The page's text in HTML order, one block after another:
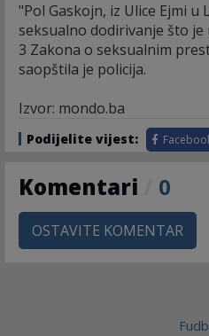
"Pol Gaskojn, iz Ulice Ejmi
seksualno dodirivanje što
3 Zakona o seksualnim
saopštila je policija.
Izvor: mondo.ba
Podijelite vijest:
Komentari 0
OSTAVITE KOMENTAR